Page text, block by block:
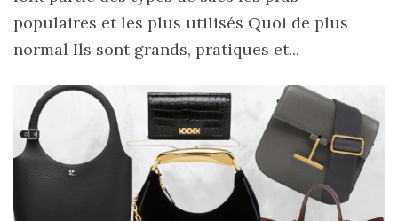
populaires et les plus utilisés Quoi de plus
normal Ils sont grands, pratiques et...